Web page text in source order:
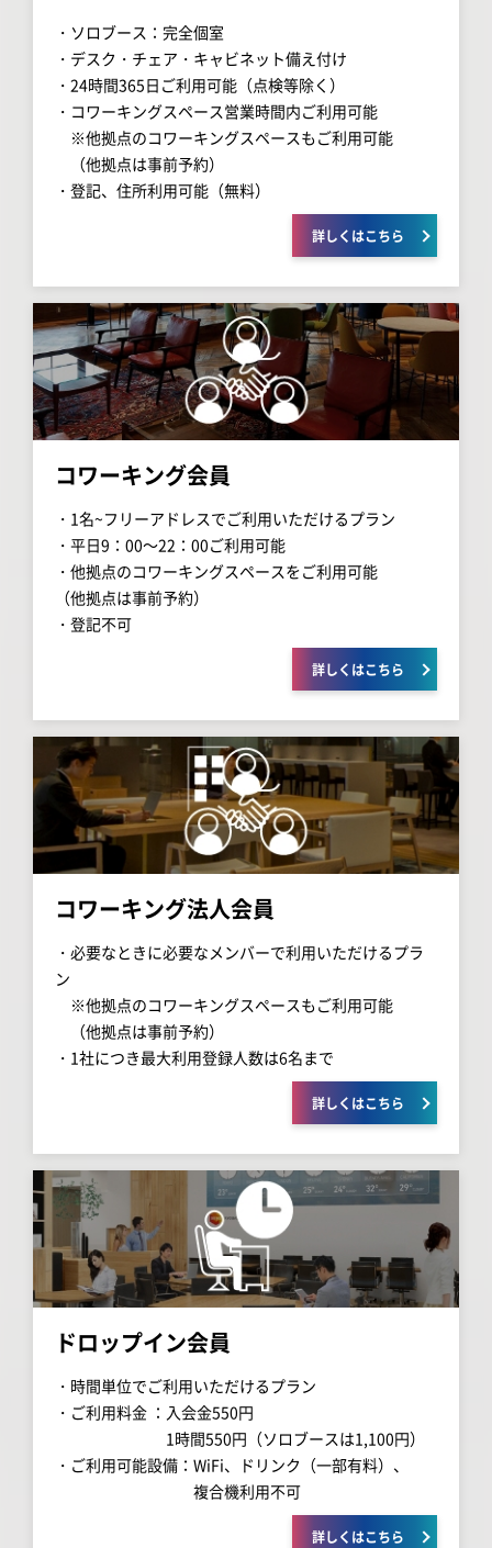
・ソロブース：完全個室
・デスク・チェア・キャビネット備え付け
・24時間365日ご利用可能（点検等除く）
・コワーキングスペース営業時間内ご利用可能
※他拠点のコワーキングスペースもご利用可能
（他拠点は事前予約）
・登記、住所利用可能（無料）
詳しくはこちら
コワーキング会員
・1名~フリーアドレスでご利用いただけるプラン
・平日9：00～22：00ご利用可能
・他拠点のコワーキングスペースをご利用可能
（他拠点は事前予約）
・登記不可
詳しくはこちら
コワーキング法人会員
・必要なときに必要なメンバーで利用いただけるプラ
ン
※他拠点のコワーキングスペースもご利用可能
（他拠点は事前予約）
・1社につき最大利用登録人数は6名まで
詳しくはこちら
ドロップイン会員
・時間単位でご利用いただけるプラン
・ご利用料金 ：入会金550円
1時間550円（ソロブースは1,100円）
・ご利用可能設備：WiFi、ドリンク（一部有料）、
複合機利用不可
詳しくはこちら